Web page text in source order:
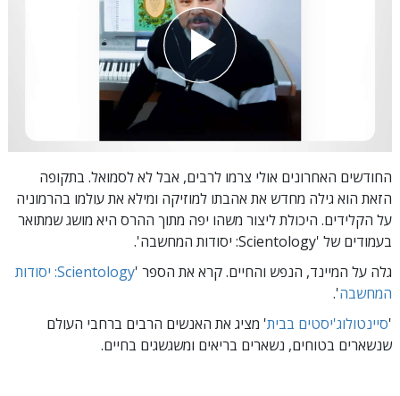
החודשים האחרונים אולי צרמו לרבים, אבל לא לסמואל. בתקופה
הזאת הוא גילה מחדש את אהבתו למוזיקה ומילא את עולמו בהרמוניה
על הקלידים. היכולת ליצור משהו יפה מתוך ההרס היא מושג שמתואר
בעמודיםשל 'Scientology: יסודות המחשבה'.
גלה על המיינד, הנפש והחיים. קרא את הספר '
Scientology: יסודות
המחשבה'.
'סיינטולוג'יסטים בבית' מציג את האנשים הרבים ברחבי העולם
שנשארים בטוחים, נשארים בריאים ומשגשגים בחיים.